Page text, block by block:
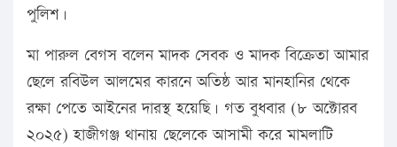
পুলিশ।
মা পারুল বেগস বলেন মাদক সেবক ও মাদক বিক্রেতা আমার
ছেলে রবিউল আলমের কারনে অতিষ্ঠ আর মানহানির থেকে
রক্ষা পেতে আইনের দারস্থ হয়েছি। গত বুধবার (৮ অক্টোরব
২০২৫) হাজীগঞ্জ থানায় ছেলেকে আসামী করে মামলাটি